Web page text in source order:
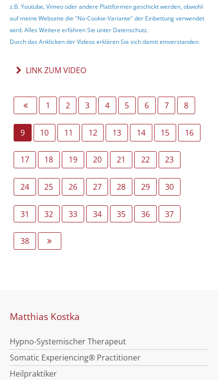
z.B. Youtube, Vimeo oder andere Plattformen geschickt werden, obwohl
auf meine Webseite die "No-Cookie-Variante" der Einbettung verwendet
wird. Alles Weitere erfähren Sie unter Datenschutz.
Durch das Anklicken der Videos erklären Sie sich damit einverstanden.
LINK ZUM VIDEO
1 2 3 4 5 6 7 8
9 10 11 12 13 14 15 16
17 18 19 20 21 22 23
24 25 26 27 28 29 30
31 32 33 34 35 36 37
38
Matthias Kostka
Hypno-Systemischer Therapeut
Somatic Experiencing® Practitioner
Heilpraktiker